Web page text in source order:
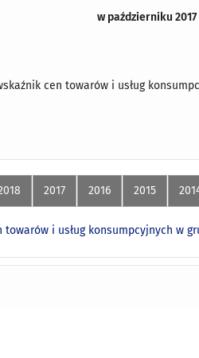
w październiku 2017
cen towarów i usług
2017 2016 2015
i usług konsumpcyjnych w